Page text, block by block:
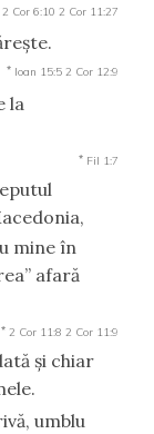
2 Cor 6:10 2 Cor 11:27
* Ioan 15:5 2 Cor 12:9
la
* Fil 1:7
mine în
afară
* 2 Cor 11:8 2 Cor 11:9
şi chiar
umblu